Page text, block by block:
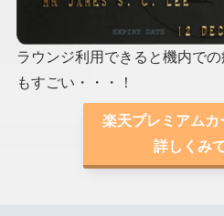
ラウンジ利用できると機内で
もすごい・・・！
楽天プレミアムカ
詳しくみ